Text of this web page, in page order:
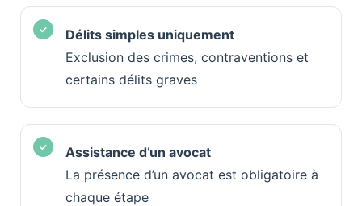
Délits simples uniquement
Exclusion des crimes, contraventions et
certains délits graves
Assistance d’un avocat
La présence d’un avocat est obligatoire à
chaque étape